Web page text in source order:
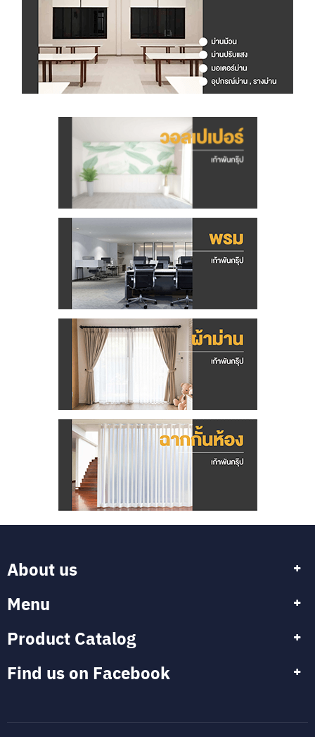
About us
Menu
Product Catalog
Find us on Facebook